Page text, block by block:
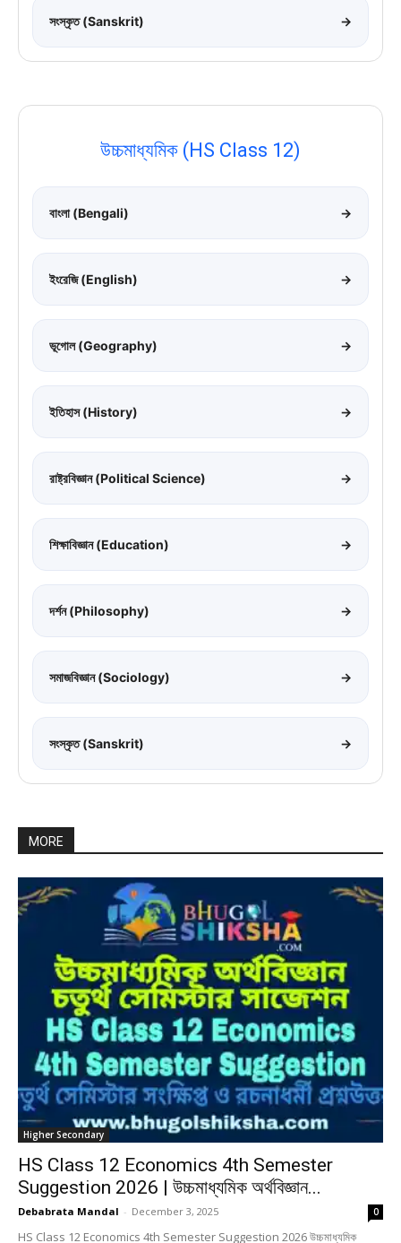
সংস্কৃত (Sanskrit) →
উচ্চমাধ্যমিক (HS Class 12)
বাংলা (Bengali) →
ইংরেজি (English) →
ভূগোল (Geography) →
ইতিহাস (History) →
রাষ্ট্রবিজ্ঞান (Political Science) →
শিক্ষাবিজ্ঞান (Education) →
দর্শন (Philosophy) →
সমাজবিজ্ঞান (Sociology) →
সংস্কৃত (Sanskrit) →
MORE
Higher Secondary
HS Class 12 Economics 4th Semester
Suggestion 2026 | উচ্চমাধ্যমিক অর্থবিজ্ঞান...
Debabrata Mandal - December 3, 2025 0
HS Class 12 Economics 4th Semester Suggestion 2026 উচ্চমাধ্যমিক